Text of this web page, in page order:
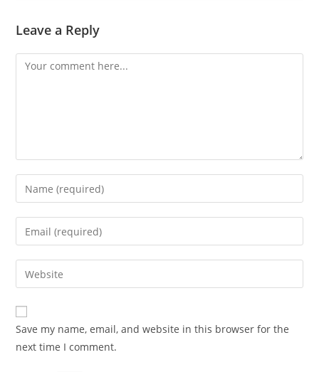
Leave a Reply
Comment
Enter
your
name
comment
Enter
your
email
address
comment
Enter
your
website
URL
(optional)
Save my name, email, and website in this browser for the
next time I comment.